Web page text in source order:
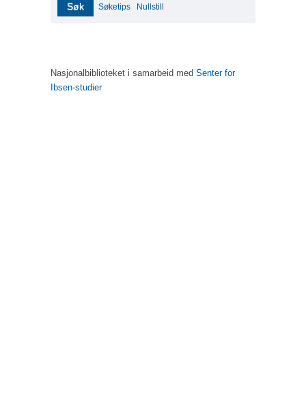
Søk Søketips Nullstill
Nasjonalbiblioteket i samarbeid med Senter for
Ibsen-studier